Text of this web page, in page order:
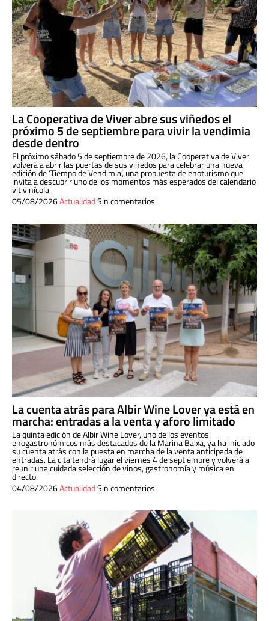
La Cooperativa de Viver abre sus viñedos el
próximo 5 de septiembre para vivir la vendimia
desde dentro
El próximo sábado 5 de septiembre de 2026, la Cooperativa de Viver
volverá a abrir las puertas de sus viñedos para celebrar una nueva
edición de ‘Tiempo de Vendimia’, una propuesta de enoturismo que
invita a descubrir uno de los momentos más esperados del calendario
vitivinícola.
05/08/2026ActualidadSin comentarios
La cuenta atrás para Albir Wine Lover ya está en
marcha: entradas a la venta y aforo limitado
La quinta edición de Albir Wine Lover, uno de los eventos
enogastronómicos más destacados de la Marina Baixa, ya ha iniciado
su cuenta atrás con la puesta en marcha de la venta anticipada de
entradas. La cita tendrá lugar el viernes 4 de septiembre y volverá a
reunir una cuidada selección de vinos, gastronomía y música en
directo.
04/08/2026ActualidadSin comentarios